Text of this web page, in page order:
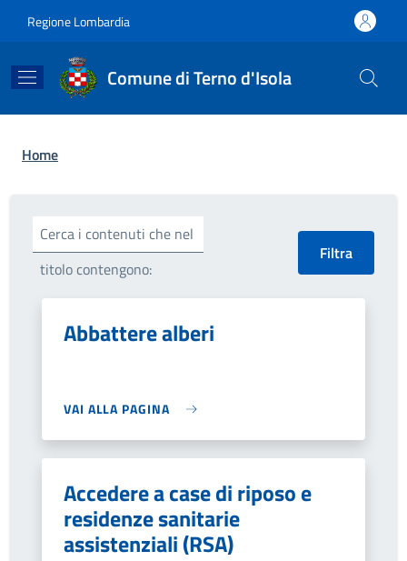
Regione Lombardia
Comune di Terno d'Isola
Briciole di pane
Home
Cerca i contenuti che nel
titolo contengono:
Abbattere alberi
VAI ALLA PAGINA
Accedere a case di riposo e
residenze sanitarie
assistenziali (RSA)